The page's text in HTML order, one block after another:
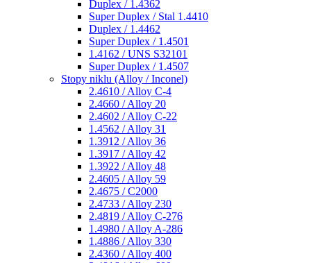
Duplex / 1.4362
Super Duplex / Stal 1.4410
Duplex / 1.4462
Super Duplex / 1.4501
1.4162 / UNS S32101
Super Duplex / 1.4507
Stopy niklu (Alloy / Inconel)
2.4610 / Alloy C-4
2.4660 / Alloy 20
2.4602 / Alloy C-22
1.4562 / Alloy 31
1.3912 / Alloy 36
1.3917 / Alloy 42
1.3922 / Alloy 48
2.4605 / Alloy 59
2.4675 / C2000
2.4733 / Alloy 230
2.4819 / Alloy C-276
1.4980 / Alloy A-286
1.4886 / Alloy 330
2.4360 / Alloy 400